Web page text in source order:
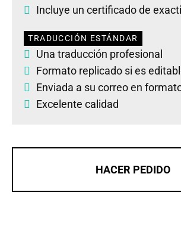
Incluye un certificado de
TRADUCCIÓN ESTÁNDAR
Una traducción profesional
Formato replicado si es
Enviada a su correo en
Excelente calidad
HACER PEDIDO